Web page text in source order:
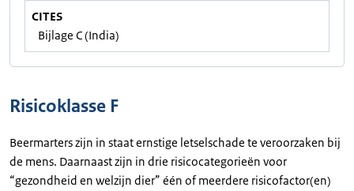
CITES
Bijlage C (India)
Risicoklasse F
Beermarters zijn in staat ernstige letselschade te veroorzaken bij
de mens. Daarnaast zijn in drie risicocategorieën voor
“gezondheid en welzijn dier” één of meerdere risicofactor(en)